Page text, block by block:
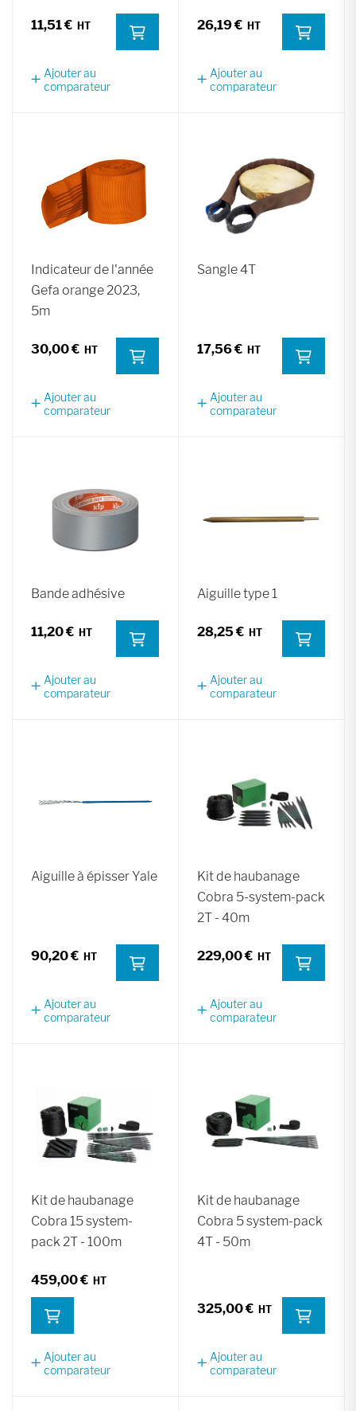
11,51 €
Ajouter au
comparateur
26,19 €
Ajouter au
comparateur
Indicateur de l'année
Gefa orange 2023,
5m
30,00 €
Ajouter au
comparateur
Sangle 4T
17,56 €
Ajouter au
comparateur
Bande adhésive
11,20 €
Ajouter au
comparateur
Aiguille type 1
28,25 €
Ajouter au
comparateur
Aiguille à épisser Yale
90,20 €
Ajouter au
comparateur
Kit de haubanage
Cobra 5-system-pack
2T - 40m
229,00 €
Ajouter au
comparateur
Kit de haubanage
Cobra 15 system-
pack 2T - 100m
459,00 €
Ajouter au
comparateur
Kit de haubanage
Cobra 5 system-pack
4T - 50m
325,00 €
Ajouter au
comparateur